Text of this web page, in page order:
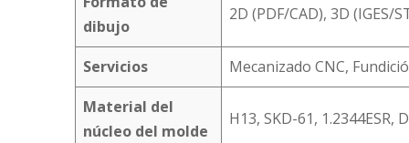
dibujo
2D (PDF/CAD), 3D (IGES/
Servicios
Mecanizado CNC,
Material del
núcleo del molde
H13, SKD-61, 1.2344ESR,